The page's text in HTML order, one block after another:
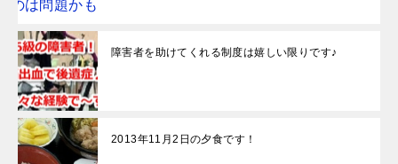
障害者を助けてくれる制度は嬉しい限りです♪
2013年11月2日の夕食です！